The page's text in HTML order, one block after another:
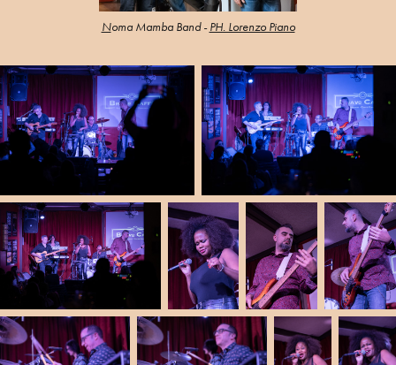
Noma Mamba Band -PH. Lorenzo Piano